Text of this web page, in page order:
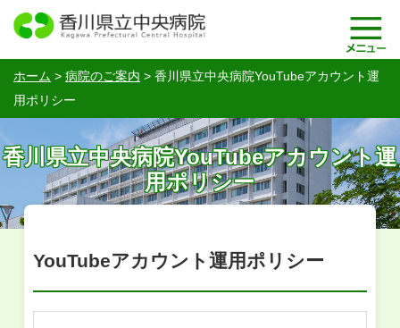
ホーム > 病院のご案内 > 香川県立中央病院YouTubeアカウント運
用ポリシー
香川県立中央病院YouTubeアカウント運
用ポリシー
YouTubeアカウント運用ポリシー